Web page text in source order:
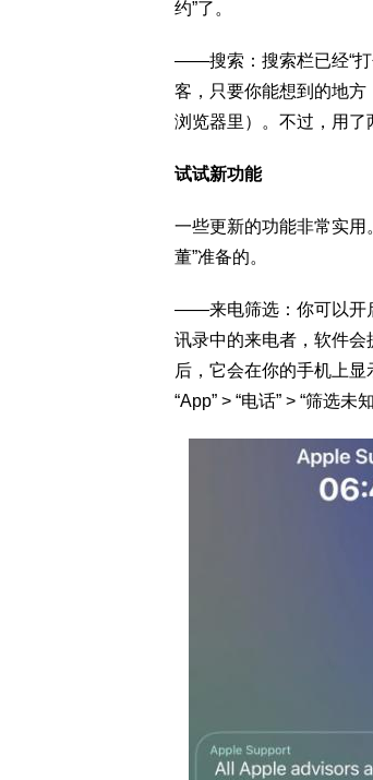
约”了。
——搜索： 搜索栏已经“
客，只要你能想到的地
浏览器里）。不过，用了
试试新功能
一些更新的功能非常实用
董”准备的。
——来电筛选： 你可以开
讯录中的来电者，软件会
后，它会在你的手机上显
“App” > “电话” > “筛选未